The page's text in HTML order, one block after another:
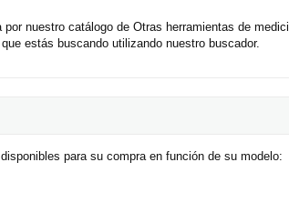
nuestro catálogo de Otras herramientas de
estás buscando utilizando nuestro buscador.
para su compra en función de su modelo: